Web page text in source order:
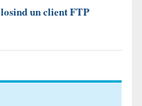
un client FTP